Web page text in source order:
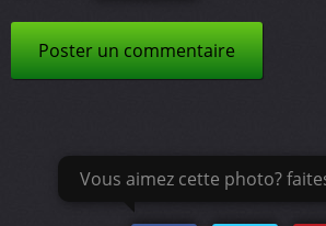
Poster un commentaire
Vous aimez cette photo?